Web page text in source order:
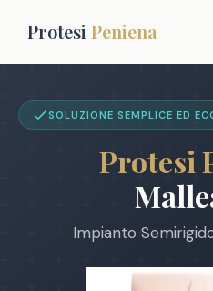
Protesi Peniena
SOLUZIONE SEMPLICE ED
Protesi
Impianto